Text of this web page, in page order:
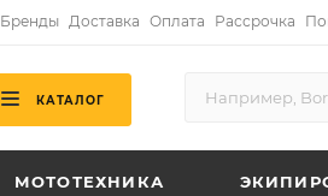
Бренды Доставка Оплата Рассрочка
КАТАЛОГ
МОТОТЕХНИКА